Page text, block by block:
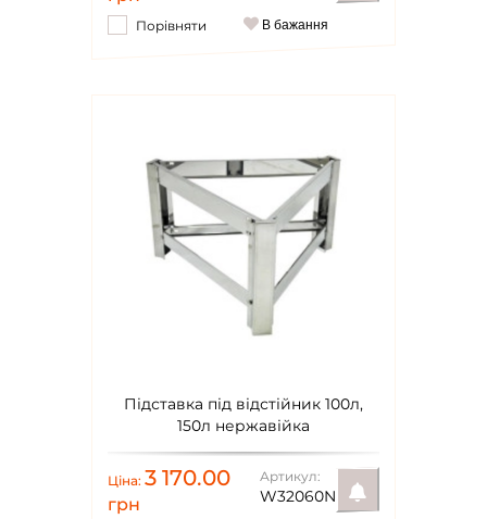
Порівняти В бажання
Підставка під відстійник 100л,
150л нержавійка
Ціна: 3 170.00
грн
Артикул:
W32060N